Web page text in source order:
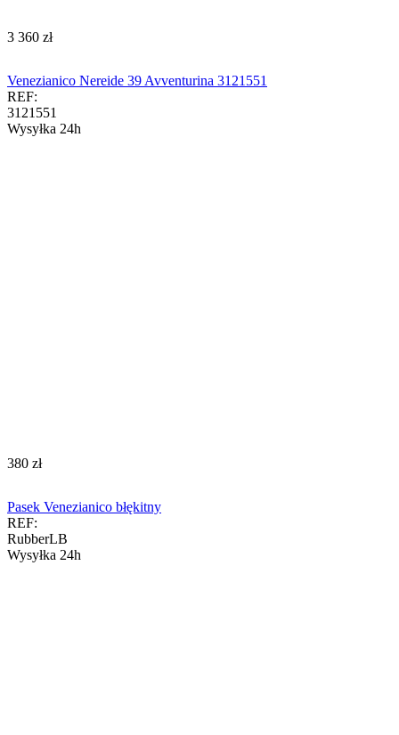
‍3 360‍ zł
Venezianico Nereide 39 Avventurina 3121551
REF:
3121551
Wysyłka 24h
‍380‍ zł
Pasek Venezianico błękitny
REF:
RubberLB
Wysyłka 24h